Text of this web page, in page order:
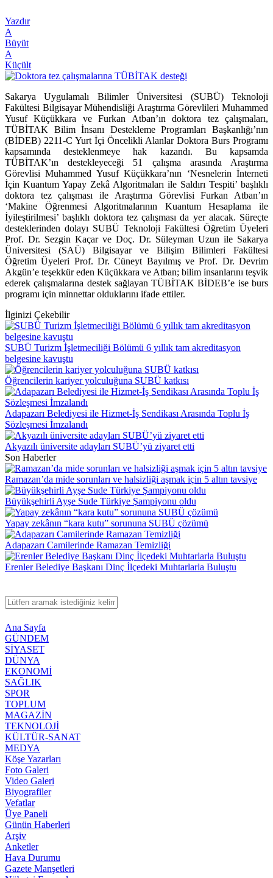
Yazdır
A
Büyüt
A
Küçült
Sakarya Uygulamalı Bilimler Üniversitesi (SUBÜ) Teknoloji
Fakültesi Bilgisayar Mühendisliği Araştırma Görevlileri Muhammed
Yusuf Küçükkara ve Furkan Atban’ın doktora tez çalışmaları,
TÜBİTAK Bilim İnsanı Destekleme Programları Başkanlığı’nın
(BİDEB) 2211-C Yurt İçi Öncelikli Alanlar Doktora Burs Programı
kapsamında desteklenmeye hak kazandı. Bu kapsamda
TÜBİTAK’ın destekleyeceği 51 çalışma arasında Araştırma
Görevlisi Muhammed Yusuf Küçükkara’nın ‘Nesnelerin İnterneti
İçin Kuantum Yapay Zekâ Algoritmaları ile Saldırı Tespiti’ başlıklı
doktora tez çalışması ile Araştırma Görevlisi Furkan Atban’ın
‘Makine Öğrenmesi Algoritmalarının Kuantum Hesaplama ile
İyileştirilmesi’ başlıklı doktora tez çalışması da yer alacak. Süreçte
desteklerinden dolayı SUBÜ Teknoloji Fakültesi Öğretim Üyeleri
Prof. Dr. Sezgin Kaçar ve Doç. Dr. Süleyman Uzun ile Sakarya
Üniversitesi (SAÜ) Bilgisayar ve Bilişim Bilimleri Fakültesi
Öğretim Üyeleri Prof. Dr. Cüneyt Bayılmış ve Prof. Dr. Devrim
Akgün’e teşekkür eden Küçükkara ve Atban; bilim insanlarını teşvik
ederek çalışmalarına destek sağlayan TÜBİTAK BİDEB’e ise burs
programı için minnettar olduklarını ifade ettiler.
İlginizi Çekebilir
SUBÜ Turizm İşletmeciliği Bölümü 6 yıllık tam akreditasyon
belgesine kavuştu
Öğrencilerin kariyer yolculuğuna SUBÜ katkısı
Adapazarı Belediyesi ile Hizmet-İş Sendikası Arasında Toplu İş
Sözleşmesi İmzalandı
Akyazılı üniversite adayları SUBÜ’yü ziyaret etti
Son Haberler
Ramazan’da mide sorunları ve halsizliği aşmak için 5 altın tavsiye
Büyükşehirli Ayşe Sude Türkiye Şampiyonu oldu
Yapay zekânın “kara kutu” sorununa SUBÜ çözümü
Adapazarı Camilerinde Ramazan Temizliği
Erenler Belediye Başkanı Dinç İlçedeki Muhtarlarla Buluştu
Ana Sayfa
GÜNDEM
SİYASET
DÜNYA
EKONOMİ
SAĞLIK
SPOR
TOPLUM
MAGAZİN
TEKNOLOJİ
KÜLTÜR-SANAT
MEDYA
Köşe Yazarları
Foto Galeri
Video Galeri
Biyografiler
Vefatlar
Üye Paneli
Günün Haberleri
Arşiv
Anketler
Hava Durumu
Gazete Manşetleri